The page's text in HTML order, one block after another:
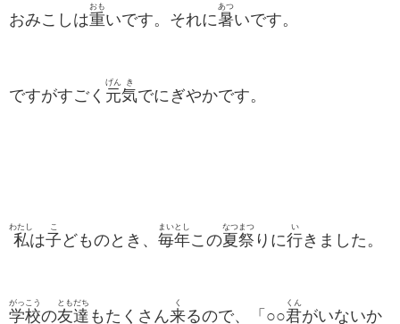
おみこしは重
おも
いです。それに暑
あつ
いです。
ですがすごく 元
げん
気
き
でにぎやかです。
私
わたし
は子
こ
どものとき、 毎年
まいとし
この夏
なつ
祭
まつ
りに行
い
きました。
学校
がっこう
の友達
ともだち
もたくさん来
く
るので、「○○君
くん
がいないか